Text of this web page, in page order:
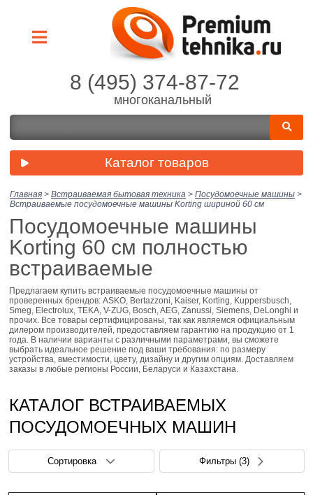
8 (495) 374-87-72
многоканальный
Каталог товаров
Главная > Встраиваемая бытовая техника > Посудомоечные машины >
Встраиваемые посудомоечные машины Korting шириной 60 см
Посудомоечные машины
Korting 60 см полностью
встраиваемые
Предлагаем купить встраиваемые посудомоечные машины от
проверенных брендов: ASKO, Bertazzoni, Kaiser, Korting, Kuppersbusch,
Smeg, Electrolux, TEKA, V-ZUG, Bosch, AEG, Zanussi, Siemens, DeLonghi и
прочих. Все товары сертифицированы, так как являемся официальным
дилером производителей, предоставляем гарантию на продукцию от 1
года. В наличии варианты с различными параметрами, вы сможете
выбрать идеальное решение под ваши требования: по размеру
устройства, вместимости, цвету, дизайну и другим опциям. Доставляем
заказы в любые регионы России, Беларуси и Казахстана.
КАТАЛОГ ВСТРАИВАЕМЫХ
ПОСУДОМОЕЧНЫХ МАШИН
Сортировка Фильтры (3)